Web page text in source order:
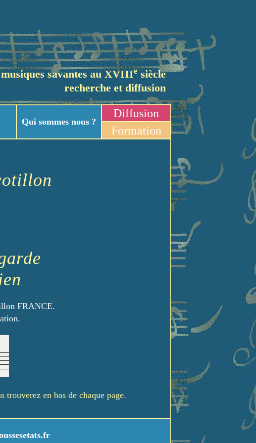
savantes au XVIIIesiècle
recherche et diffusion
Qui sommes nous ?
Diffusion
Formation
FRANCE.
en bas de chaque page.